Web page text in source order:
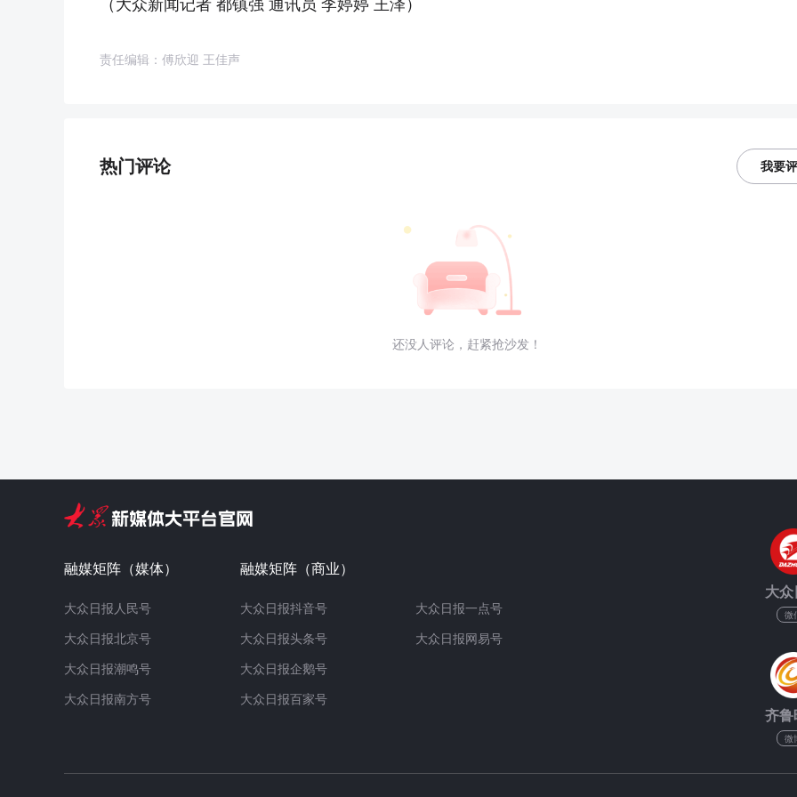
责任编辑：傅欣迎 王佳声
热门评论 我要
还没人评论，赶紧抢沙发！
融媒矩阵（媒体）
大众日报人民号
大众日报北京号
大众日报潮鸣号
大众日报南方号
融媒矩阵（商业）
大众日报抖音号
大众日报头条号
大众日报企鹅号
大众日报百家号
大众日报一点号
大众日报网易号
大
微
齐鲁
微